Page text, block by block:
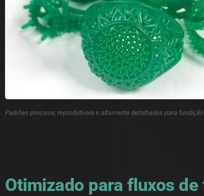
Padrões precisos, reprodutíveis e altamente detalhados para fundição
Otimizado para fluxos